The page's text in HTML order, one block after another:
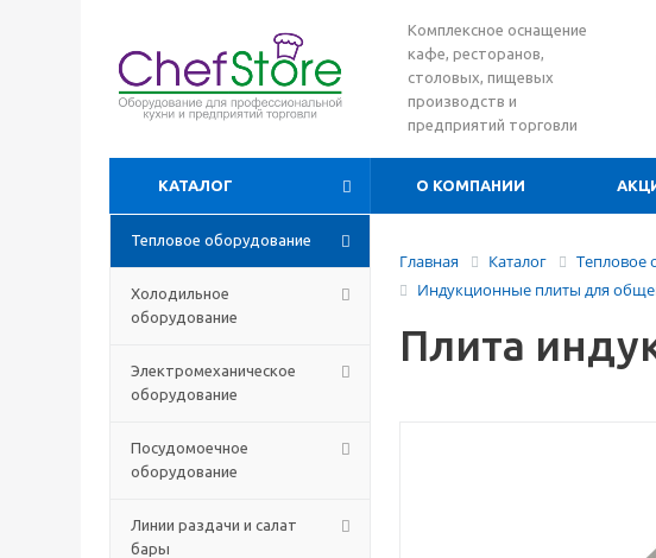
Комплексное оснащение
кафе, ресторанов,
столовых, пищевых
производств и
предприятий торговли
КАТАЛОГ О КОМПАНИИ
Тепловое оборудование
Холодильное
оборудование
Электромеханическое
оборудование
Посудомоечное
оборудование
Линии раздачи и салат
бары
Главная Каталог Тепловое
Индукционные плиты для
Плита